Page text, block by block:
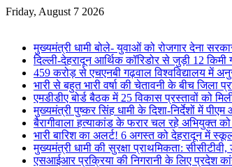
Friday, August 7 2026
मुख्यमंत्री धामी बोले- युवाओं को रोजगार देना
दिल्ली-देहरादून आर्थिक कॉरिडोर से जुड़ी 12 किमी
459 करोड़ से एचएनबी गढ़वाल विश्वविद्यालय में
भारी से बहुत भारी वर्षा की चेतावनी के बीच जिला
एमडीडीए बोर्ड बैठक में 25 विकास प्रस्तावों को
मुख्यमंत्री पुष्कर सिंह धामी के दिशा-निर्देशों में
बैरागीवाला हत्याकांड के फरार चल रहे अभियुक्त को
भारी बारिश का अलर्ट! 6 अगस्त को देहरादून में
मुख्यमंत्री धामी की सुरक्षा प्राथमिकता:
एसआईआर प्रक्रिया की निगरानी के लिए प्रदेश